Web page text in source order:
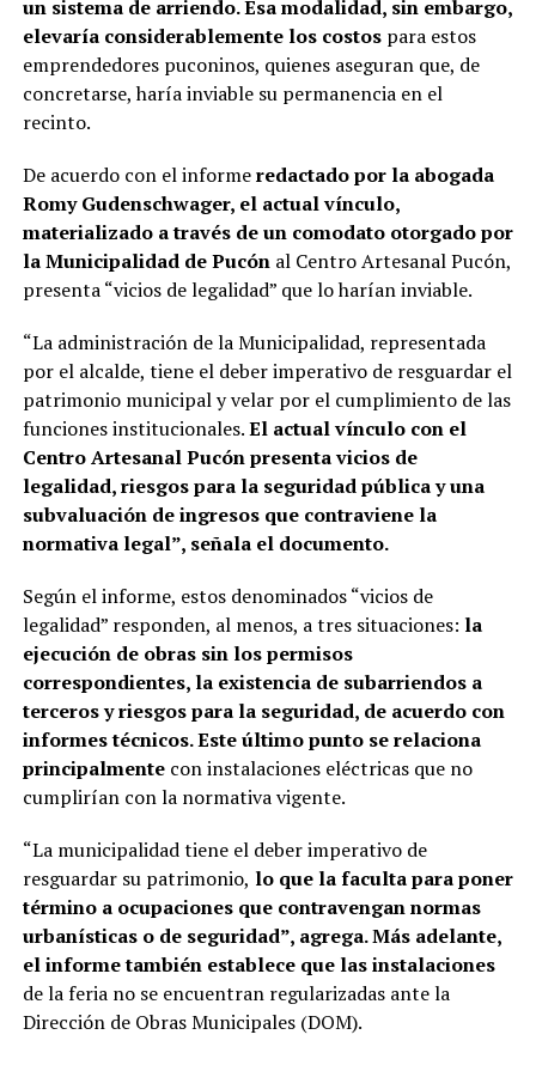
un sistema de arriendo. Esa modalidad, sin embargo,
elevaría considerablemente los costospara estos
emprendedores puconinos, quienes aseguran que, de
concretarse, haría inviable su permanencia en el
recinto.
De acuerdo con el informeredactado por la abogada
Romy Gudenschwager, el actual vínculo,
materializado a través de un comodato otorgado por
la Municipalidad de Pucónal Centro Artesanal Pucón,
presenta “vicios de legalidad” que lo harían inviable.
“La administración de la Municipalidad, representada
por el alcalde, tiene el deber imperativo de resguardar el
patrimonio municipal y velar por el cumplimiento de las
funciones institucionales.El actual vínculo con el
Centro Artesanal Pucón presenta vicios de
legalidad, riesgos para la seguridad pública y una
subvaluación de ingresos que contraviene la
normativa legal”, señala el documento.
Según el informe, estos denominados “vicios de
legalidad” responden, al menos, a tres situaciones: la
ejecución de obras sin los permisos
correspondientes, la existencia de subarriendos a
terceros y riesgos para la seguridad, de acuerdo con
informes técnicos. Este último punto se relaciona
principalmentecon instalaciones eléctricas que no
cumplirían con la normativa vigente.
“La municipalidad tiene el deber imperativo de
resguardar su patrimonio, lo que la faculta para poner
término a ocupaciones que contravengan normas
urbanísticas o de seguridad”, agrega. Más adelante,
el informe también establece que las instalaciones
de la feria no se encuentran regularizadas ante la
Dirección de Obras Municipales (DOM).